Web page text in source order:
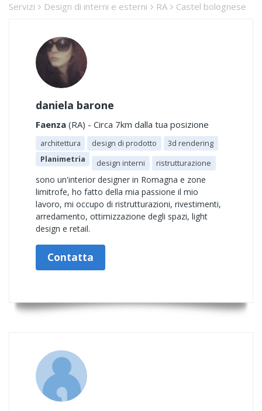
Servizi Design di interni e esterni RA Castel bolognese
daniela barone
Faenza (RA) - Circa 7km dalla tua posizione
architettura design di prodotto
3d rendering
Planimetria
design interni ristrutturazione
sono un'interior designer in Romagna e zone
limitrofe, ho fatto della mia passione il mio
lavoro, mi occupo di ristrutturazioni, rivestimenti,
arredamento, ottimizzazione degli spazi, light
design e retail.
Contatta